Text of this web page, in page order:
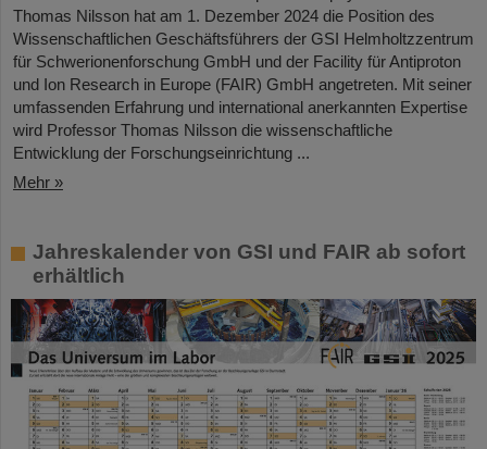
Thomas Nilsson hat am 1. Dezember 2024 die Position des
Wissenschaftlichen Geschäftsführers der GSI Helmholtzzentrum
für Schwerionenforschung GmbH und der Facility für Antiproton
und Ion Research in Europe (FAIR) GmbH angetreten. Mit seiner
umfassenden Erfahrung und international anerkannten Expertise
wird Professor Thomas Nilsson die wissenschaftliche
Entwicklung der Forschungseinrichtung ...
Mehr »
Jahreskalender von GSI und FAIR ab sofort
erhältlich